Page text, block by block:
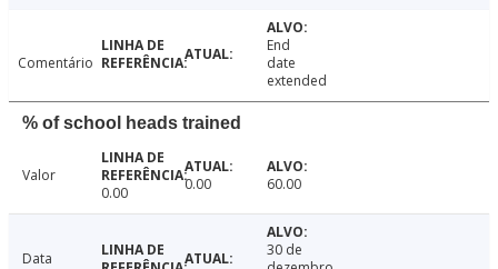
Comentário
End
date
extended
% of school heads trained
Valor
0.00
0.00 60.00
Data
30 de